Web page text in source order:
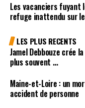
Les vacanciers fuyant
refuge inattendu sur
LES PLUS RECENTS
Jamel Debbouze crée
plus souvent …
Maine-et-Loire : un
accident de personne